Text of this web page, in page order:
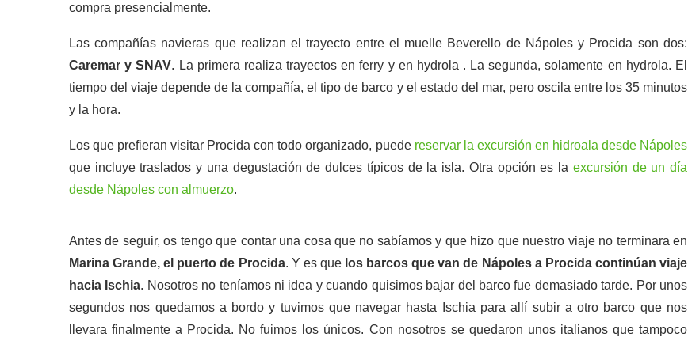
compra presencialmente.
Las compañías navieras que realizan el trayecto entre el muelle Beverello de Nápoles y Procida son dos:
Caremar y SNAV. La primera realiza trayectos en ferry y en hydrola . La segunda, solamente en hydrola. El
tiempo del viaje depende de la compañía, el tipo de barco y el estado del mar, pero oscila entre los 35 minutos
y la hora.
Los que prefieran visitar Procida con todo organizado, puede reservar la excursión en hidroala desde Nápoles
que incluye traslados y una degustación de dulces típicos de la isla. Otra opción es la excursión de un día
desde Nápoles con almuerzo.
Antes de seguir, os tengo que contar una cosa que no sabíamos y que hizo que nuestro viaje no terminara en
Marina Grande, el puerto de Procida. Y es que los barcos que van de Nápoles a Procida continúan viaje
hacia Ischia. Nosotros no teníamos ni idea y cuando quisimos bajar del barco fue demasiado tarde. Por unos
segundos nos quedamos a bordo y tuvimos que navegar hasta Ischia para allí subir a otro barco que nos
llevara finalmente a Procida. No fuimos los únicos. Con nosotros se quedaron unos italianos que tampoco